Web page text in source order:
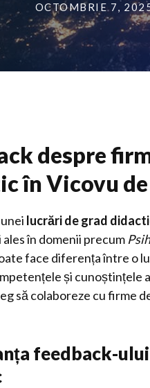
OCTOMBRIE 7,
despre
în Vicovu de
lucrări de grad
ales în domenii precum
face diferența între o
și cunoștințele
să colaboreze cu firme
feedback-